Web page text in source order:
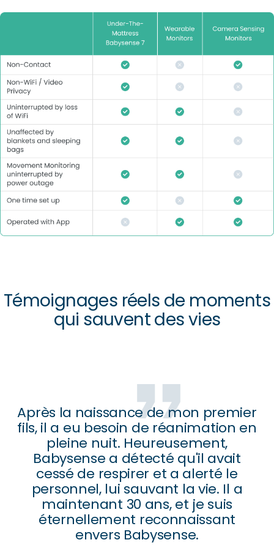
Témoignages réels de moments
qui sauvent des vies
Après la naissance de mon premier
fils, il a eu besoin de réanimation en
pleine nuit. Heureusement,
Babysense a détecté qu'il avait
cessé de respirer et a alerté le
personnel, lui sauvant la vie. Il a
maintenant 30 ans, et je suis
éternellement reconnaissant
envers Babysense.